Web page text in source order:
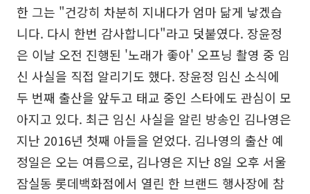
한 그는 "건강히 차분히 지내다가 엄마 닮게 낳겠습
니다. 다시 한번 감사합니다"라고 덧붙였다. 장윤정
은 이날 오전 진행된 '노래가 좋아' 오프닝 촬영 중 임
신 사실을 직접 알리기도 했다. 장윤정 임신 소식에
두 번째 출산을 앞두고 태교 중인 스타에도 관심이 모
아지고 있다. 최근 임신 사실을 알린 방송인 김나영은
지난 2016년 첫째 아들을 얻었다. 김나영의 출산 예
정일은 오는 여름으로, 김나영은 지난 8일 오후 서울
잠실동 롯데백화점에서 열린 한 브랜드 행사장에 참